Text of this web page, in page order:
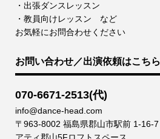
・出張ダンスレッスン
・教員向けレッスン など
お気軽にお問合わせください
お問い合わせ／出演依頼はこちら
070-6671-2513(代)
info@dance-head.com
〒963-8002 福島県郡山市駅前 1-16-7
アティ郡山5Fロフトスペース